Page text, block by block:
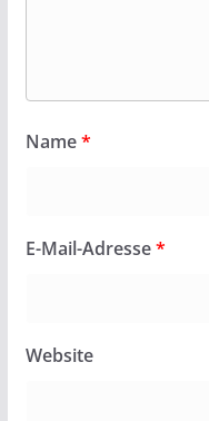
Name*
E-Mail-Adresse*
Website